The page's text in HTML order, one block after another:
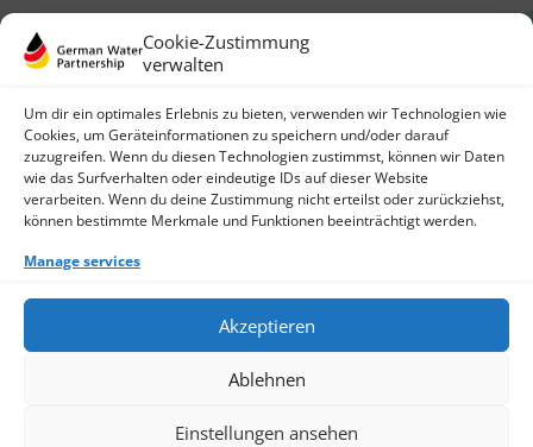
Cookie-Zustimmung
verwalten
Um dir ein optimales Erlebnis zu bieten, verwenden wir Technologien wie
Cookies, um Geräteinformationen zu speichern und/oder darauf
zuzugreifen. Wenn du diesen Technologien zustimmst, können wir Daten
wie das Surfverhalten oder eindeutige IDs auf dieser Website
verarbeiten. Wenn du deine Zustimmung nicht erteilst oder zurückziehst,
können bestimmte Merkmale und Funktionen beeinträchtigt werden.
Manage services
Akzeptieren
Ablehnen
Einstellungen ansehen
German Water Partnership e.V.
Invalidenstraße 91
10115 Berlin, Germany
+49 30 3988722 0
Contact
Data Protection